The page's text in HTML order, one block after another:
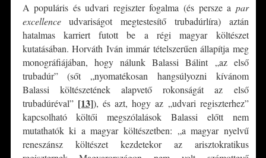
A populáris és udvari regiszter fogalma (és persze a par
excellenceudvariságot megtestesítő trubadúrlíra) aztán
hatalmas karriert futott be a régi magyar költészet
kutatásában. Horváth Iván immár tételszerűen állapítja meg
monográfiájában, hogy nálunk Balassi Bálint „az első
trubadúr” (sőt „nyomatékosan hangsúlyozni kívánom
Balassi költészetének alapvető rokonságát az első
trubadúréval” [13]), és azt, hogy az „udvari regiszterhez”
kapcsolható költői megszólalások Balassi előtt nem
mutathatók ki a magyar költészetben: „a magyar nyelvű
reneszánsz költészet kezdetekor az arisztokratikus